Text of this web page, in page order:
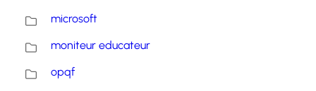
microsoft
moniteur educateur
opqf